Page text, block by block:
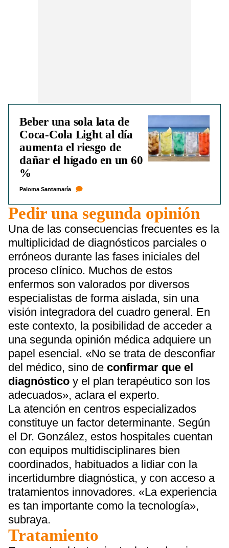
Beber una sola lata de
Coca-Cola Light al día
aumenta el riesgo de
dañar el hígado en un 60
%
Paloma Santamaría
Pedir una segunda opinión
Una de las consecuencias frecuentes es la
multiplicidad de diagnósticos parciales o
erróneos durante las fases iniciales del
proceso clínico. Muchos de estos
enfermos son valorados por diversos
especialistas de forma aislada, sin una
visión integradora del cuadro general. En
este contexto, la posibilidad de acceder a
una segunda opinión médica adquiere un
papel esencial. «No se trata de desconfiar
del médico, sino de confirmar que el
diagnóstico y el plan terapéutico son los
adecuados», aclara el experto.
La atención en centros especializados
constituye un factor determinante. Según
el Dr. González, estos hospitales cuentan
con equipos multidisciplinares bien
coordinados, habituados a lidiar con la
incertidumbre diagnóstica, y con acceso a
tratamientos innovadores. «La experiencia
es tan importante como la tecnología»,
subraya.
Tratamiento